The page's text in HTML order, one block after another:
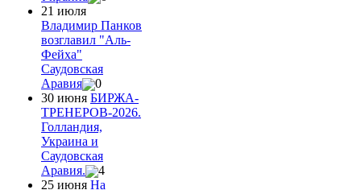
21 июля
Владимир Панков
возглавил "Аль-
Фейха"
Саудовская
Аравия
0
30 июня БИРЖА-
ТРЕНЕРОВ-2026.
Голландия,
Украина и
Саудовская
Аравия.
4
25 июня На